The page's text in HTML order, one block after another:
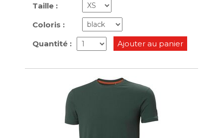
Taille :
Coloris :
Quantité : Ajouter au panier